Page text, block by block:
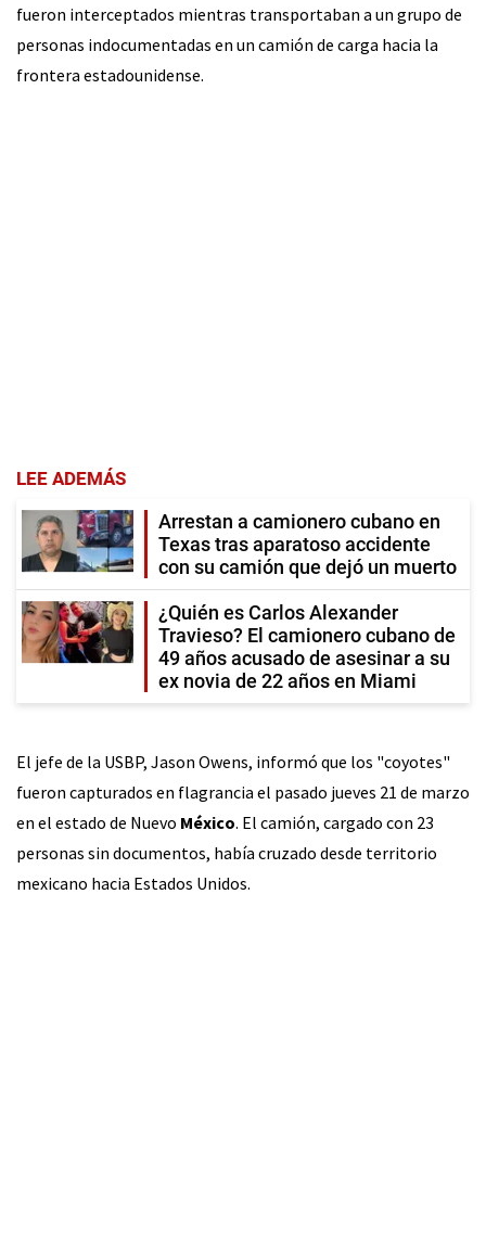
fueron interceptados mientras transportaban a un grupo de
personas indocumentadas en un camión de carga hacia la
frontera estadounidense.
LEE ADEMÁS
Arrestan a camionero cubano en
Texas tras aparatoso accidente
con su camión que dejó un muerto
¿Quién es Carlos Alexander
Travieso? El camionero cubano de
49 años acusado de asesinar a su
ex novia de 22 años en Miami
El jefe de la USBP, Jason Owens, informó que los "coyotes"
fueron capturados en flagrancia el pasado jueves 21 de marzo
en el estado de Nuevo México. El camión, cargado con 23
personas sin documentos, había cruzado desde territorio
mexicano hacia Estados Unidos.